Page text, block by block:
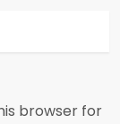
browser for